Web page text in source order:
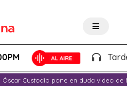
Tardeo
Óscar Custodio pone en duda video de